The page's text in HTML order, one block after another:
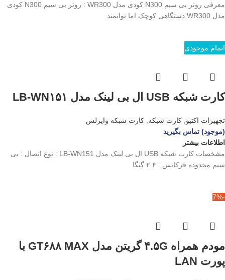
معرفی روتر بی سیم N300 کودی مدل WR300 : روتر بی سیم N300 کودی
مدل WR300 دستگاهی کوچک اما توانمند
اتمام موجودی
کارت شبکه USB ال بی لینک مدل LB-WN۱۵۱
تجهیزات اکتیو کارت شبکه کارت شبکه وایرلس
(موجود) تماس بگیرید
اطلاعات بیشتر
مشخصات کارت شبکه USB ال بی لینک مدل LB-WN151 : نوع اتصال : بی
سیم محدوده فرکانس : ۲.۴ گیگا
-7%
مودم همراه ۴.۵G گریتن مدل GT۶۸۸ MAX با
پورت LAN